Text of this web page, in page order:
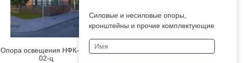
Опора освещения НФК-5,0-
02-ц
Силовые и несиловые опоры,
кронштейны и прочие комплектующие